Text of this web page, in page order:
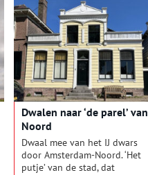
luidt een kerkklok. Dwaal mee
door het groene Waterland.
Dwalen naar ‘de parel’ van
Noord
Dwaal mee van het IJ dwars
door Amsterdam-Noord. ‘Het
putje’ van de stad, dat